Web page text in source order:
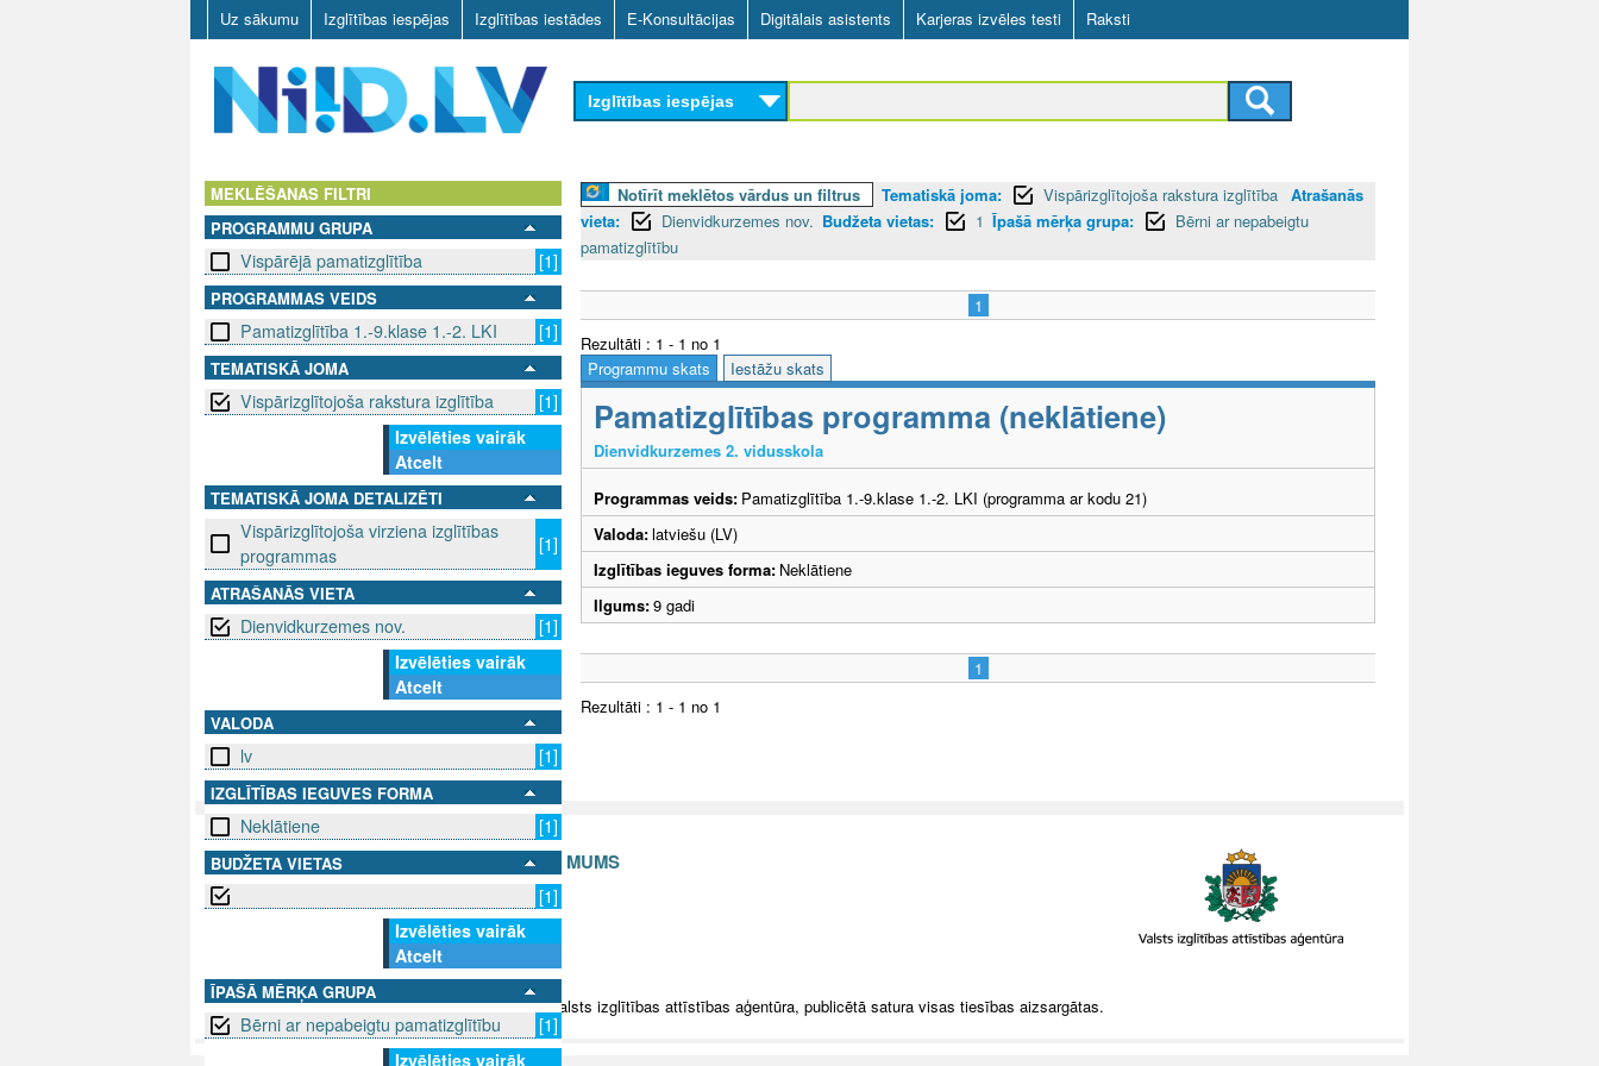
Skip
to
main
content
Uz sākumu Izglītības iespējas Izglītības iestādes E-Konsultācijas Digitālais asistents Karjeras izvēles testi Raksti
D
L
Izglītības iespējas
MEKLĒŠANAS FILTRI
PROGRAMMU GRUPA
Vispārējā pamatizglītība [1]
PROGRAMMAS VEIDS
Pamatizglītība 1.-9.klase 1.-2. LKI [1]
TEMATISKĀ JOMA
Vispārizglītojoša rakstura izglītība
[1]
Izvēlēties vairāk
Atcelt
TEMATISKĀ JOMA DETALIZĒTI
Vispārizglītojoša virziena izglītības
programmas
[1]
ATRAŠANĀS VIETA
Dienvidkurzemes nov.
[1]
Izvēlēties vairāk
Atcelt
VALODA
lv [1]
IZGLĪTĪBAS IEGUVES FORMA
Neklātiene [1]
BUDŽETA VIETAS
[1]
Izvēlēties vairāk
Atcelt
ĪPAŠĀ MĒRĶA GRUPA
Bērni ar nepabeigtu pamatizglītību
[1]
Izvēlēties vairāk
Notīrīt meklētos vārdus un filtrus Tematiskā joma: Vispārizglītojoša rakstura izglītība Atrašanās
vieta:
Dienvidkurzemes nov. Budžeta vietas: 1 Īpašā mērķa grupa:
Bērni ar nepabeigtu
pamatizglītību
1
Rezultāti : 1 - 1 no 1
Programmu skats
Iestāžu skats
Pamatizglītības programma (neklātiene)
Dienvidkurzemes 2. vidusskola
Programmas veids: Pamatizglītība 1.-9.klase 1.-2. LKI (programma ar kodu 21)
Valoda:latviešu (LV)
Izglītības ieguves forma: Neklātiene
Ilgums:9 gadi
1
Rezultāti : 1 - 1 no 1
SEKO MUMS SAZINIES AR MUMS
info@niid.lv
© 2025 Valsts izglītības attīstības aģentūra, publicētā satura visas tiesības aizsargātas.